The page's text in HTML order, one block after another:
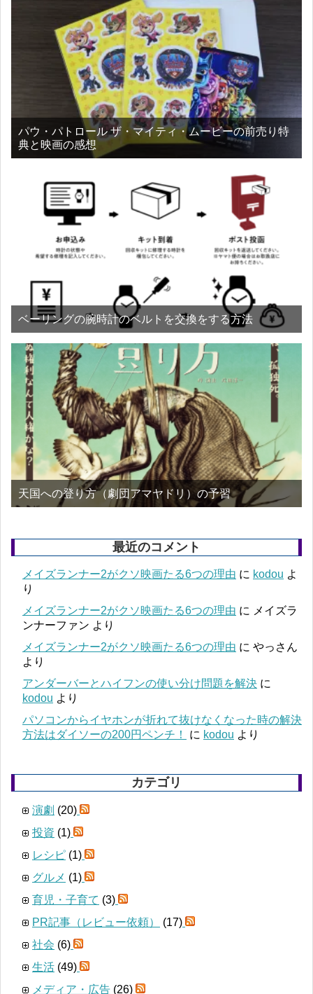
パウ・パトロール ザ・マイティ・ムービーの前売り特
典と映画の感想
ベーリングの腕時計のベルトを交換をする方法
天国への登り方（劇団アマヤドリ）の予習
最近のコメント
メイズランナー2がクソ映画たる6つの理由 に kodou よ
り
メイズランナー2がクソ映画たる6つの理由 に メイズラ
ンナーファン より
メイズランナー2がクソ映画たる6つの理由 に やっさん
より
アンダーバーとハイフンの使い分け問題を解決 に
kodou より
パソコンからイヤホンが折れて抜けなくなった時の解決
方法はダイソーの200円ペンチ！
に kodou より
カテゴリ
演劇 (20)
投資 (1)
レシピ (1)
グルメ (1)
育児・子育て (3)
PR記事（レビュー依頼）
(17)
社会 (6)
生活 (49)
メディア・広告 (26)